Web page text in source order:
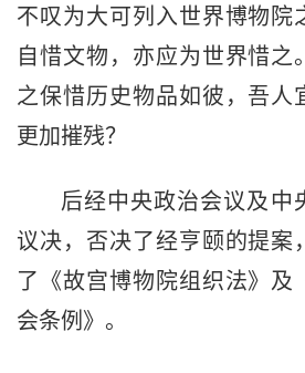
不叹为大可列入世界博物院
自惜文物，亦应为世界惜之
之保惜历史物品如彼，吾人
更加摧残？
后经中央政治会议及中
议决，否决了经亨颐的提案
了《故宫博物院组织法》及
会条例》。